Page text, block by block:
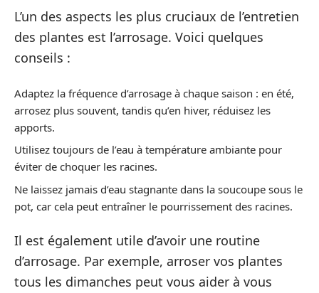
L’un des aspects les plus cruciaux de l’entretien
des plantes est l’arrosage. Voici quelques
conseils :
Adaptez la fréquence d’arrosage à chaque saison : en été,
arrosez plus souvent, tandis qu’en hiver, réduisez les
apports.
Utilisez toujours de l’eau à température ambiante pour
éviter de choquer les racines.
Ne laissez jamais d’eau stagnante dans la soucoupe sous le
pot, car cela peut entraîner le pourrissement des racines.
Il est également utile d’avoir une routine
d’arrosage. Par exemple, arroser vos plantes
tous les dimanches peut vous aider à vous